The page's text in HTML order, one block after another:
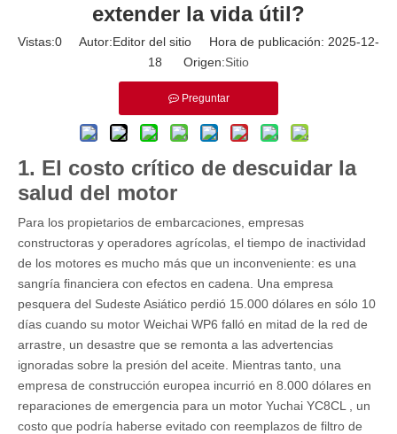
extender la vida útil?
Vistas:0 Autor:Editor del sitio Hora de publicación: 2025-12-
18 Origen:Sitio
Preguntar
1. El costo crítico de descuidar la
salud del motor
Para los propietarios de embarcaciones, empresas
constructoras y operadores agrícolas, el tiempo de inactividad
de los motores es mucho más que un inconveniente: es una
sangría financiera con efectos en cadena. Una empresa
pesquera del Sudeste Asiático perdió 15.000 dólares en sólo 10
días cuando su motor Weichai WP6 falló en mitad de la red de
arrastre, un desastre que se remonta a las advertencias
ignoradas sobre la presión del aceite. Mientras tanto, una
empresa de construcción europea incurrió en 8.000 dólares en
reparaciones de emergencia para un motor Yuchai YC8CL
, un
costo que podría haberse evitado con reemplazos de filtro de